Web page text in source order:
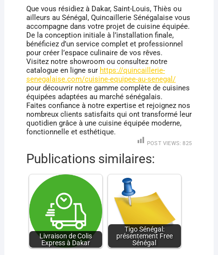
Que vous résidiez à Dakar, Saint-Louis, Thiès ou
ailleurs au Sénégal, Quincaillerie Sénégalaise vous
accompagne dans votre projet de cuisine équipée.
De la conception initiale à l’installation finale,
bénéficiez d’un service complet et professionnel
pour créer l’espace culinaire de vos rêves.
Visitez notre showroom ou consultez notre
catalogue en ligne sur https://quincaillerie-
senegalaise.com/cuisine-equipee-au-senegal/
pour découvrir notre gamme complète de cuisines
équipées adaptées au marché sénégalais.
Faites confiance à notre expertise et rejoignez nos
nombreux clients satisfaits qui ont transformé leur
quotidien grâce à une cuisine équipée moderne,
fonctionnelle et esthétique.
POST VIEWS: 825
Publications similaires:
Livraison de Colis
Express à Dakar
Tigo Sénégal:
présentement Free
Sénégal